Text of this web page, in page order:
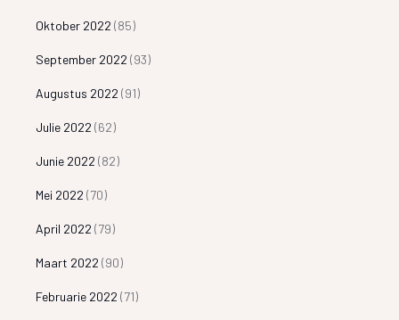
Oktober 2022 (85)
September 2022 (93)
Augustus 2022 (91)
Julie 2022 (62)
Junie 2022 (82)
Mei 2022 (70)
April 2022 (79)
Maart 2022 (90)
Februarie 2022 (71)